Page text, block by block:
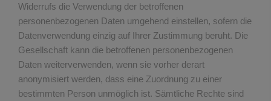
Widerrufs die Verwendung der betroffenen
personenbezogenen Daten umgehend einstellen, sofern die
Datenverwendung einzig auf Ihrer Zustimmung beruht. Die
Gesellschaft kann die betroffenen personenbezogenen
Daten weiterverwenden, wenn sie vorher derart
anonymisiert werden, dass eine Zuordnung zu einer
bestimmten Person unmöglich ist. Sämtliche Rechte sind